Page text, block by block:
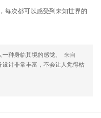
每次都可以感受到未知世界的
种身临其境的感觉。
来自
设计非常丰富，不会让人觉得枯